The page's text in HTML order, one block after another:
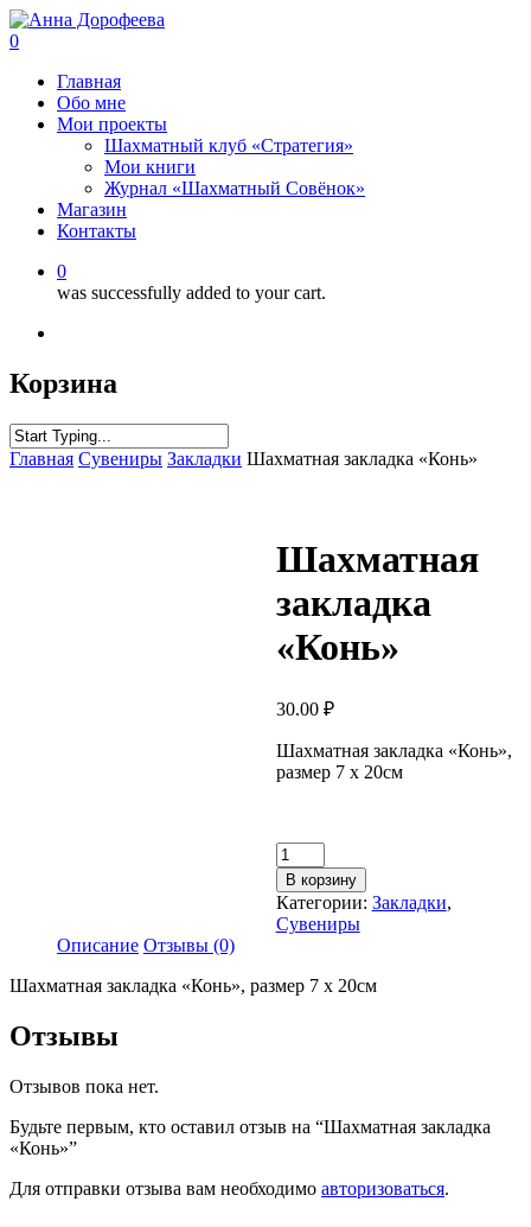
0
Главная
Обо мне
Мои проекты
Шахматный клуб «Стратегия»
Мои книги
Журнал «Шахматный Совёнок»
Магазин
Контакты
0
was successfully added to your cart.
Корзина
Главная Сувениры Закладки Шахматная закладка «Конь»
Шахматная
закладка
«Конь»
30.00 ₽
Шахматная закладка «Конь»,
размер 7 х 20см
Количество
товара
Шахматная
закладка
«Конь»
В корзину
Категории: Закладки,
Сувениры
Описание Отзывы (0)
Шахматная закладка «Конь», размер 7 х 20см
Отзывы
Отзывов пока нет.
Будьте первым, кто оставил отзыв на “Шахматная закладка
«Конь»”
Для отправки отзыва вам необходимо авторизоваться.